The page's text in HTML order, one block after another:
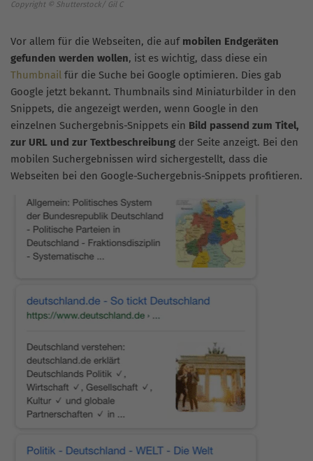
Copyright © Shutterstock/ Gil C
Vor allem für die Webseiten, die auf mobilen Endgeräten
gefunden werden wollen, ist es wichtig, dass diese ein
Thumbnail für die Suche bei Google optimieren. Dies gab
Google jetzt bekannt. Thumbnails sind Miniaturbilder in den
Snippets, die angezeigt werden, wenn Google in den
einzelnen Suchergebnis-Snippets ein Bild passend zum Titel,
zur URL und zur Textbeschreibung der Seite anzeigt. Bei den
mobilen Suchergebnissen wird sichergestellt, dass die
Webseiten bei den Google-Suchergebnis-Snippets profitieren.